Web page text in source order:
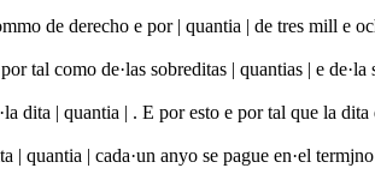
de derecho e por | quantia | de tres mill e
tal como de·las sobreditas | quantias | e
dita | quantia | . E por esto e por tal que la dita
| quantia | cada·un anyo se pague en·el